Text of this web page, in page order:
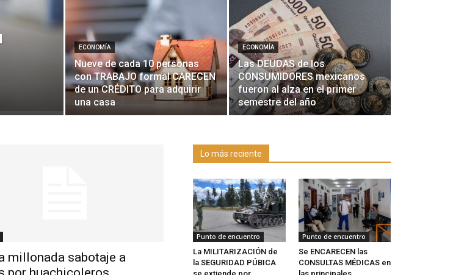
ECONOMÍA
Nueve de cada 10 personas
con TRABAJO formal CARECEN
de un CRÉDITO para adquirir
una casa
ECONOMÍA
Las DEUDAS de los
CONSUMIDORES mexicanos
fueron al alza en el primer
semestre del año
millonada sabotaje a
Lo más reciente
Punto de encuentro
La MILITARIZACIÓN de
la SEGURIDAD PÚBICA
Punto de encuentro
Se ENCARECEN las
CONSULTAS MÉDICAS en